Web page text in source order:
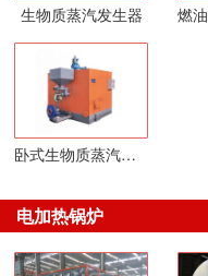
生物质蒸汽发生器
卧式生物质蒸汽发生器
电加热锅炉